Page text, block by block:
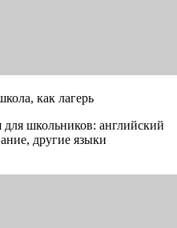
как лагерь
школьников: английский
другие языки